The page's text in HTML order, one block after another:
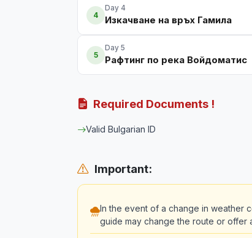
4
Day 4
Изкачване на връх Гамила
5
Day 5
Рафтинг по река Войдоматис
Required Documents !
Valid Bulgarian ID
Important:
In the event of a change in weather
guide may change the route or offer